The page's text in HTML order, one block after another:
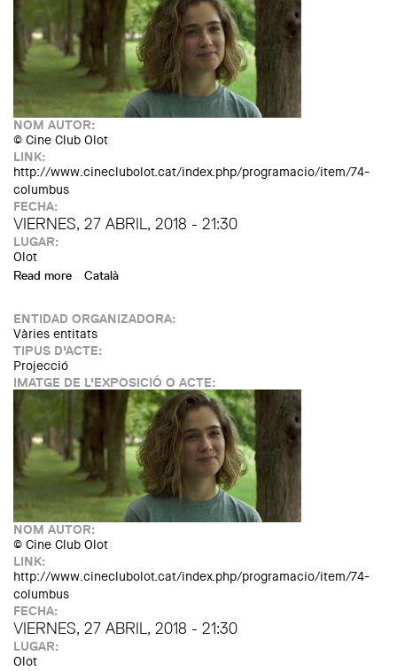
NOM AUTOR:
© Cine Club Olot
LINK:
http://www.cineclubolot.cat/index.php/programacio/item/74-
columbus
FECHA:
VIERNES, 27 ABRIL, 2018 - 21:30
LUGAR:
Olot
Read more about Proyección de la película "Columbus"
Català
ENTIDAD ORGANIZADORA:
Vàries entitats
TIPUS D'ACTE:
Projecció
IMATGE DE L'EXPOSICIÓ O ACTE:
NOM AUTOR:
© Cine Club Olot
LINK:
http://www.cineclubolot.cat/index.php/programacio/item/74-
columbus
FECHA:
VIERNES, 27 ABRIL, 2018 - 21:30
LUGAR:
Olot